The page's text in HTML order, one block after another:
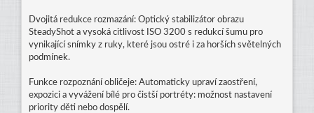
Dvojitá redukce rozmazání: Optický stabilizátor obrazu
SteadyShot a vysoká citlivost ISO 3200 s redukcí šumu pro
vynikající snímky z ruky, které jsou ostré i za horších světelných
podmínek.
Funkce rozpoznání obličeje: Automaticky upraví zaostření,
expozici a vyvážení bílé pro čistší portréty: možnost nastavení
priority děti nebo dospělí.